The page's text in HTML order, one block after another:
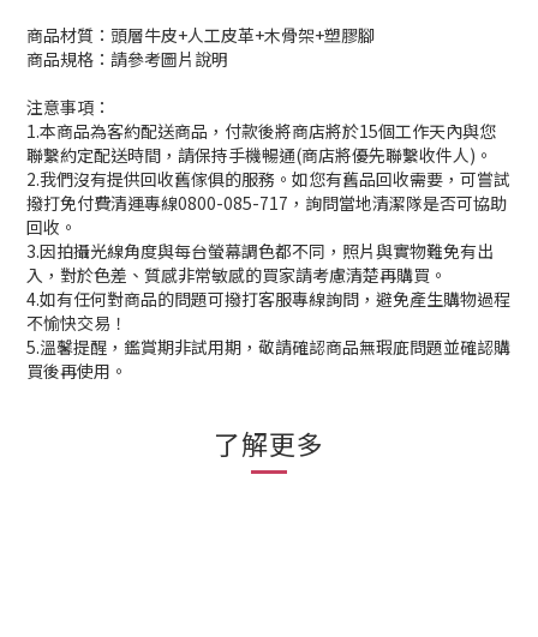
商品材質：頭層牛皮+人工皮革+木骨架+塑膠腳
商品規格：請參考圖片說明
注意事項：
1.本商品為客約配送商品，付款後將商店將於15個工作天內與您
聯繫約定配送時間，請保持手機暢通(商店將優先聯繫收件人)。
2.我們沒有提供回收舊傢俱的服務。如您有舊品回收需要，可嘗試
撥打免付費清運專線0800-085-717，詢問當地清潔隊是否可協助
回收。
3.因拍攝光線角度與每台螢幕調色都不同，照片與實物難免有出
入，對於色差、質感非常敏感的買家請考慮清楚再購買。
4.如有任何對商品的問題可撥打客服專線詢問，避免產生購物過程
不愉快交易！
5.溫馨提醒，鑑賞期非試用期，敬請確認商品無瑕庛問題並確認購
買後再使用。
了解更多